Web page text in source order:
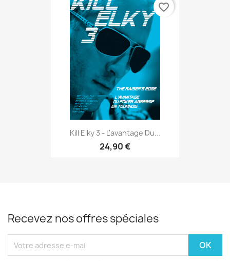
Kill Elky 3 - L'avantage Du...
24,90 €
favorite_border
Recevez nos offres spéciales